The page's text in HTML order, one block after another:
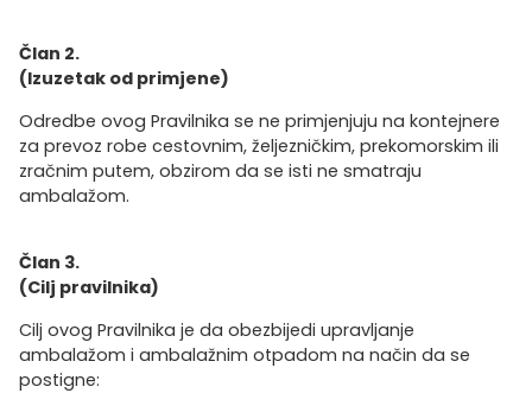
Član 2.
(Izuzetak od primjene)
Odredbe ovog Pravilnika se ne primjenjuju na kontejnere
za prevoz robe cestovnim, željezničkim, prekomorskim ili
zračnim putem, obzirom da se isti ne smatraju
ambalažom.
Član 3.
(Cilj pravilnika)
Cilj ovog Pravilnika je da obezbijedi upravljanje
ambalažom i ambalažnim otpadom na način da se
postigne: